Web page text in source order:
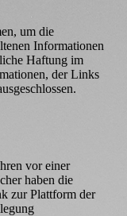
um die
Informationen
Haftung im
der Links
vor einer
haben die
zur Plattform der